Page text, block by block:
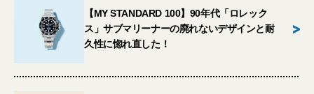
【MY STANDARD 100】90年代「ロレック
ス」サブマリーナーの廃れないデザインと耐
久性に惚れ直した！
>